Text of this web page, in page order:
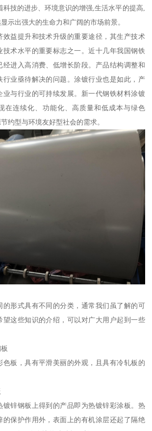
科技的进步、环境意识的增强,生活水平的提高,
示出强大的生命力和广阔的市场前景。
效益提升和技术升级的重要途径，其生产技术
技术水平的重要标志之一。近十几年我国钢铁
经进入高消费、低增长阶段。产品结构调整和
行业亟待解决的问题。涂镀行业也是如此，产
业与行业的可持续发展。新一代钢铁材料涂镀
在连续化、功能化、高质量和低成本与绿色
约型与环境友好型社会的需求。
的形式具有不同的分类，通常我们虽了解的可
望这些知识的介绍，可以对广大用户起到一些
色板，具有平滑美丽的外观，且具有冷轧板的
镀锌钢板上得到的产品即为热镀锌彩涂板。热
的保护作用外，表面上的有机涂层还起了隔绝